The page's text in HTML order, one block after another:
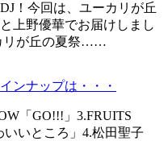
！今回は、ユーカリが丘
上野優華でお届けしまし
リが丘の夏祭……
ンナップは・・・
「GO!!!」3.FRUITS
いいところ」4.松田聖子